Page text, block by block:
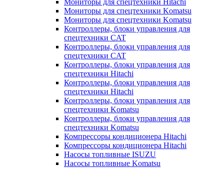
Мониторы для спецтехники Hitachi
Мониторы для спецтехники Komatsu
Мониторы для спецтехники Komatsu
Контроллеры, блоки управления для
спецтехники CAT
Контроллеры, блоки управления для
спецтехники CAT
Контроллеры, блоки управления для
спецтехники Hitachi
Контроллеры, блоки управления для
спецтехники Hitachi
Контроллеры, блоки управления для
спецтехники Komatsu
Контроллеры, блоки управления для
спецтехники Komatsu
Компрессоры кондиционера Hitachi
Компрессоры кондиционера Hitachi
Насосы топливные ISUZU
Насосы топливные Komatsu